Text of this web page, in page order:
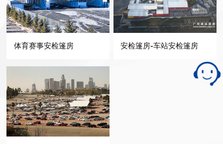
体育赛事安检篷房 安检篷房-车站安检篷房